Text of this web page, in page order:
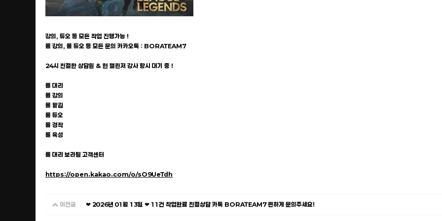
강의, 듀오 등 모든 작업 진행가능 !
롤 강의, 롤 듀오 등 모든 문의 카카오톡 : BORATEAM7
24시 친절한 상담원 & 현 챌린저 강사 항시 대기 중 !
롤 대리
롤 강의
롤 맡김
롤 듀오
롤 경작
롤 육성
롤 대리 보라팀 고객센터
https://open.kakao.com/o/sO9UeTdh
이전글 ❤ 2026년 01월 13일 ❤ 11건 작업완료 친절상담 카톡 BORATEAM7 편하게 문의주세요!